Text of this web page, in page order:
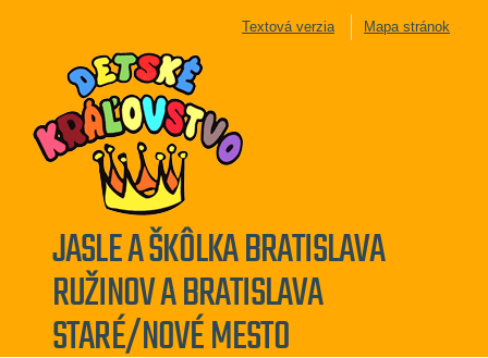
Textová verzia Mapa stránok
JASLE A ŠKÔLKA BRATISLAVA
RUŽINOV A BRATISLAVA
STARÉ/NOVÉ MESTO